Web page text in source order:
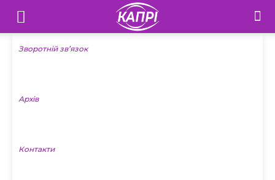
Телебачення
«Капрі»
Новини
Зворотній зв’язок
Архів
Контакти